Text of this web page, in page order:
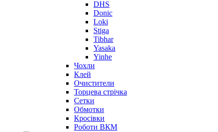
DHS
Donic
Loki
Stiga
Tibhar
Yasaka
Yinhe
Чохли
Клей
Очистители
Торцева стрічка
Сетки
Обмотки
Кросівки
Роботи ВКМ